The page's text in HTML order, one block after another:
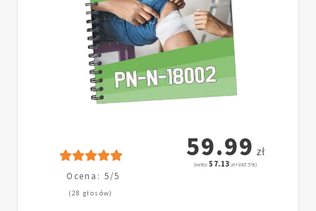
Ocena: 5/5
(28 głosów)
59.99 zł
(netto:57.13 zł + VAT: 5%)